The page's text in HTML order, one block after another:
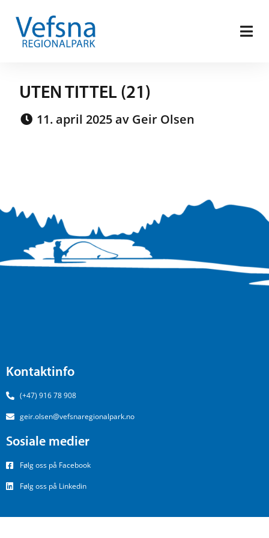
UTEN TITTEL (21)
11. april 2025 av Geir Olsen
Kontaktinfo
(+47) 916 78 908
geir.olsen@vefsnaregionalpark.no
Sosiale medier
Følg oss på Facebook
Følg oss på Linkedin